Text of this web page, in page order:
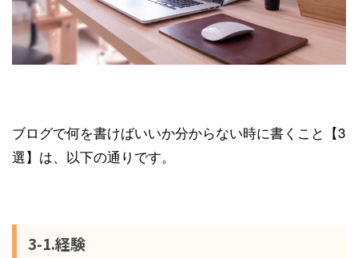
ブログで何を書けばいいか分からない時に書くこと【3
選】は、以下の通りです。
3-1.経験